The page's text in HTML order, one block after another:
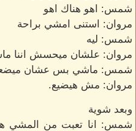
شمس: اهو هناك اهو
مروان: استنى امشي براحة
شمس: ليه
مروان: علشان ميحسش اننا
شمس: ماشي بس عشان
مروان: مش هيضيع.
وبعد شوية
شمس: انا تعبت من المشي